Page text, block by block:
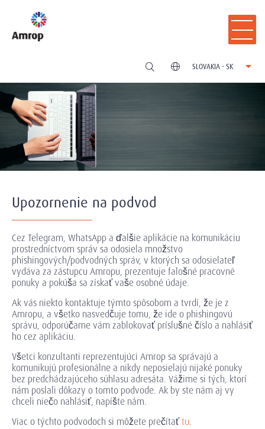
SLOVAKIA - SK
Upozornenie na podvod
Cez Telegram, WhatsApp a ďalšie aplikácie na komunikáciu
prostredníctvom správ sa odosiela množstvo
phishingových/podvodných správ, v ktorých sa odosielateľ
vydáva za zástupcu Amropu, prezentuje falošné pracovné
ponuky a pokúša sa získať vaše osobné údaje.
Ak vás niekto kontaktuje týmto spôsobom a tvrdí, že je z
Amropu, a všetko nasvedčuje tomu, že ide o phishingovú
správu, odporúčame vám zablokovať príslušné číslo a nahlásiť
ho cez aplikáciu.
Všetci konzultanti reprezentujúci Amrop sa správajú a
komunikujú profesionálne a nikdy neposielajú nijaké ponuky
bez predchádzajúceho súhlasu adresáta. Vážime si tých, ktorí
nám poslali dôkazy o tomto podvode. Ak by ste nám aj vy
chceli niečo nahlásiť, napíšte nám.
Viac o týchto podvodoch si môžete prečítaťtu.